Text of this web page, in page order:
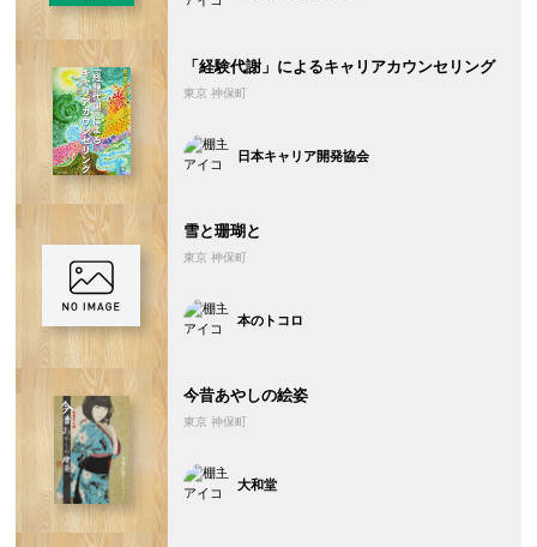
「経験代謝」によるキャリアカウンセリング
東京 神保町
日本キャリア開発協会
雪と珊瑚と
東京 神保町
本のトコロ
今昔あやしの絵姿
東京 神保町
大和堂